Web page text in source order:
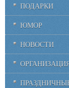
ПОДАРКИ
ЮМОР
НОВОСТИ